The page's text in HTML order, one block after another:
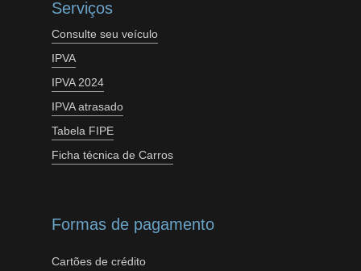
Serviços
Consulte seu veículo
IPVA
IPVA 2024
IPVA atrasado
Tabela FIPE
Ficha técnica de Carros
Formas de pagamento
Cartões de crédito